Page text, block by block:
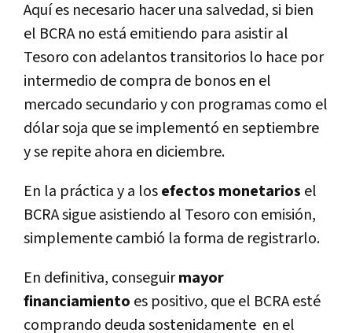
Aquí es necesario hacer una salvedad, si bien
el BCRA no está emitiendo para asistir al
Tesoro con adelantos transitorios lo hace por
intermedio de compra de bonos en el
mercado secundario y con programas como el
dólar soja que se implementó en septiembre
y se repite ahora en diciembre.
En la práctica y a losefectos monetarios el
BCRA sigue asistiendo al Tesoro con emisión,
simplemente cambió la forma de registrarlo.
En definitiva, conseguirmayor
financiamiento es positivo, que el BCRA esté
comprando deuda sostenidamente en el